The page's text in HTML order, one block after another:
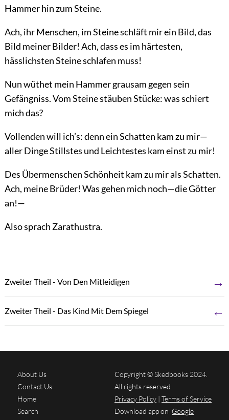
Hammer hin zum Steine.
Ach, ihr Menschen, im Steine schläft mir ein Bild, das
Bild meiner Bilder! Ach, dass es im härtesten,
hässlichsten Steine schlafen muss!
Nun wüthet mein Hammer grausam gegen sein
Gefängniss. Vom Steine stäuben Stücke: was schiert
mich das?
Vollenden will ich’s: denn ein Schatten kam zu mir—
aller Dinge Stillstes und Leichtestes kam einst zu mir!
Des Übermenschen Schönheit kam zu mir als Schatten.
Ach, meine Brüder! Was gehen mich noch—die Götter
an!—
Also sprach Zarathustra.
Zweiter Theil - Von Den Mitleidigen →
Zweiter Theil - Das Kind Mit Dem Spiegel ←
About Us
Contact Us
Home
Search
Copyright © Skedbooks 2024.
All rights reserved
Privacy Policy | Terms of Service
Download app on Google